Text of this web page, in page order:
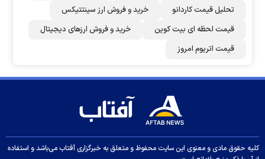
تحلیل قیمت کاردانو
خرید و فروش ارز سینتتیکس
قیمت لحظه ای بیت کوین
خرید و فروش ارزهای دیجیتال
قیمت اتریوم امروز
کلیه حقوق مادی و معنوی این سایت محفوظ و متعلق به خبرگزاری آفتاب می‌باشد و استفاده